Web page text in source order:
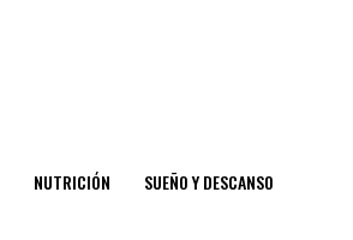
NUTRICIÓN SUEÑO Y DESCANSO